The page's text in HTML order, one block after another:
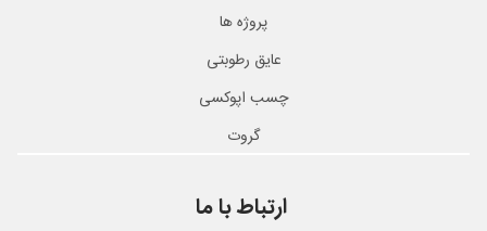
پروژه ها
عایق رطوبتی
چسب اپوکسی
گروت
ارتباط با ما